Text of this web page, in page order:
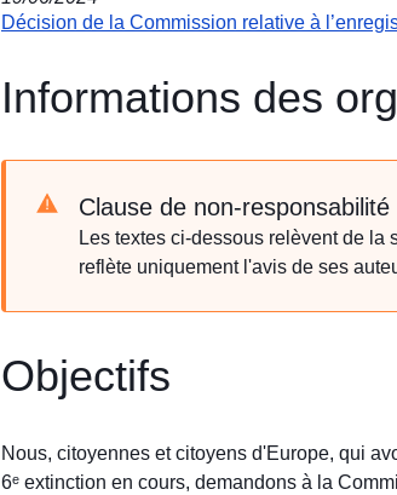
Décision de la Commission relative à
Informations des
Clause de non-responsabilité
Les textes ci-dessous relèvent de la
reflète uniquement l'avis de ses
Objectifs
Nous, citoyennes et citoyens d'Europe, qui
6ᵉ extinction en cours, demandons à la